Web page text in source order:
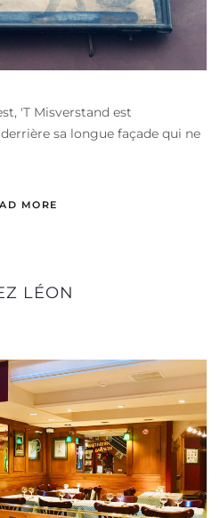
'T Misverstand est
sa longue façade qui ne
MORE
LÉON